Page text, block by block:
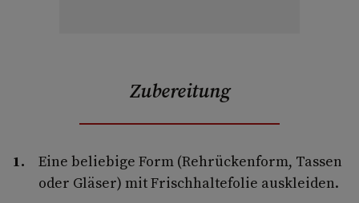
Zubereitung
Eine beliebige Form (Rehrückenform, Tassen
oder Gläser) mit Frischhaltefolie auskleiden.